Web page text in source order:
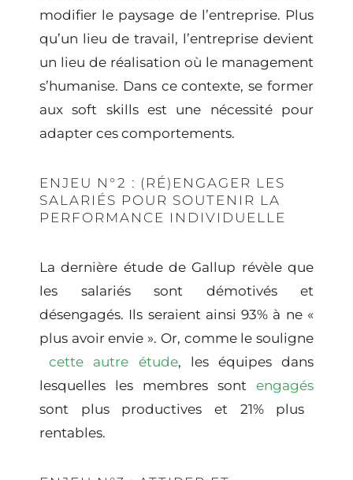
modifier le paysage de l’entreprise. Plus
qu’un lieu de travail, l’entreprise devient
un lieu de réalisation où le management
s’humanise. Dans ce contexte, se former
aux soft skillsest une nécessité pour
adapter ces comportements.
ENJEU N°2 : (RÉ)ENGAGER LES
SALARIÉS POUR SOUTENIR LA
PERFORMANCE INDIVIDUELLE
La dernière étude de Gallup révèle que
les salariés sont démotivés et
désengagés. Ils seraient ainsi 93% à ne «
plus avoir envie ». Or, comme le souligne
cette autre étude, les équipes dans
lesquelles les membres sont
engagés
sont plus productives et 21% plus
rentables.